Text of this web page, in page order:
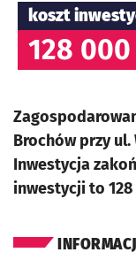
koszt
128 000
Brochów przy
Inwestycja
inwestycji to 128